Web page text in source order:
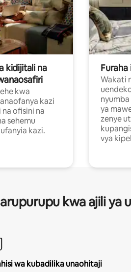
kidijitali na
kwa
kazi
ofisini na
sehemu
kazi.
Furaha
Wakati
ya
zenye
vya
kwa ajili ya
wa kubadilika unaohitaji